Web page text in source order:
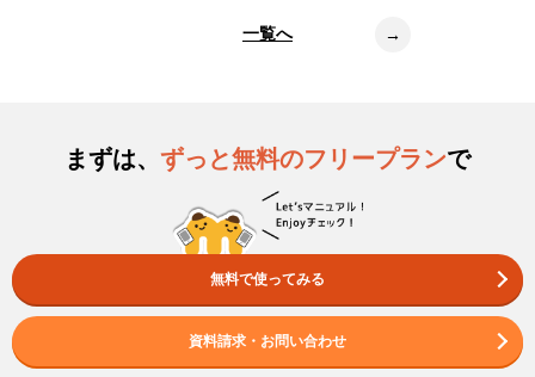
一覧へ →
まずは、 ずっと無料のフリープランで
無料で使ってみる
資料請求・お問い合わせ